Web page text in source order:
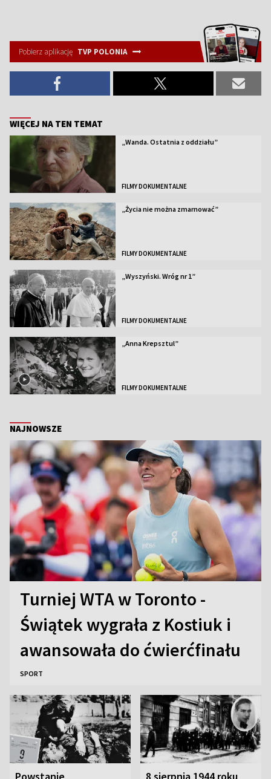
Pobierz aplikację TVP POLONIA
WIĘCEJ NA TEN TEMAT
„Wanda. Ostatnia z oddziału”
FILMY DOKUMENTALNE
„Życia nie można zmarnować”
FILMY DOKUMENTALNE
„Wyszyński. Wróg nr 1”
FILMY DOKUMENTALNE
„Anna Krepsztul”
FILMY DOKUMENTALNE
NAJNOWSZE
Turniej WTA w Toronto -
Świątek wygrała z Kostiuk i
awansowała do ćwierćfinału
SPORT
Powstanie 8 sierpnia 1944 roku